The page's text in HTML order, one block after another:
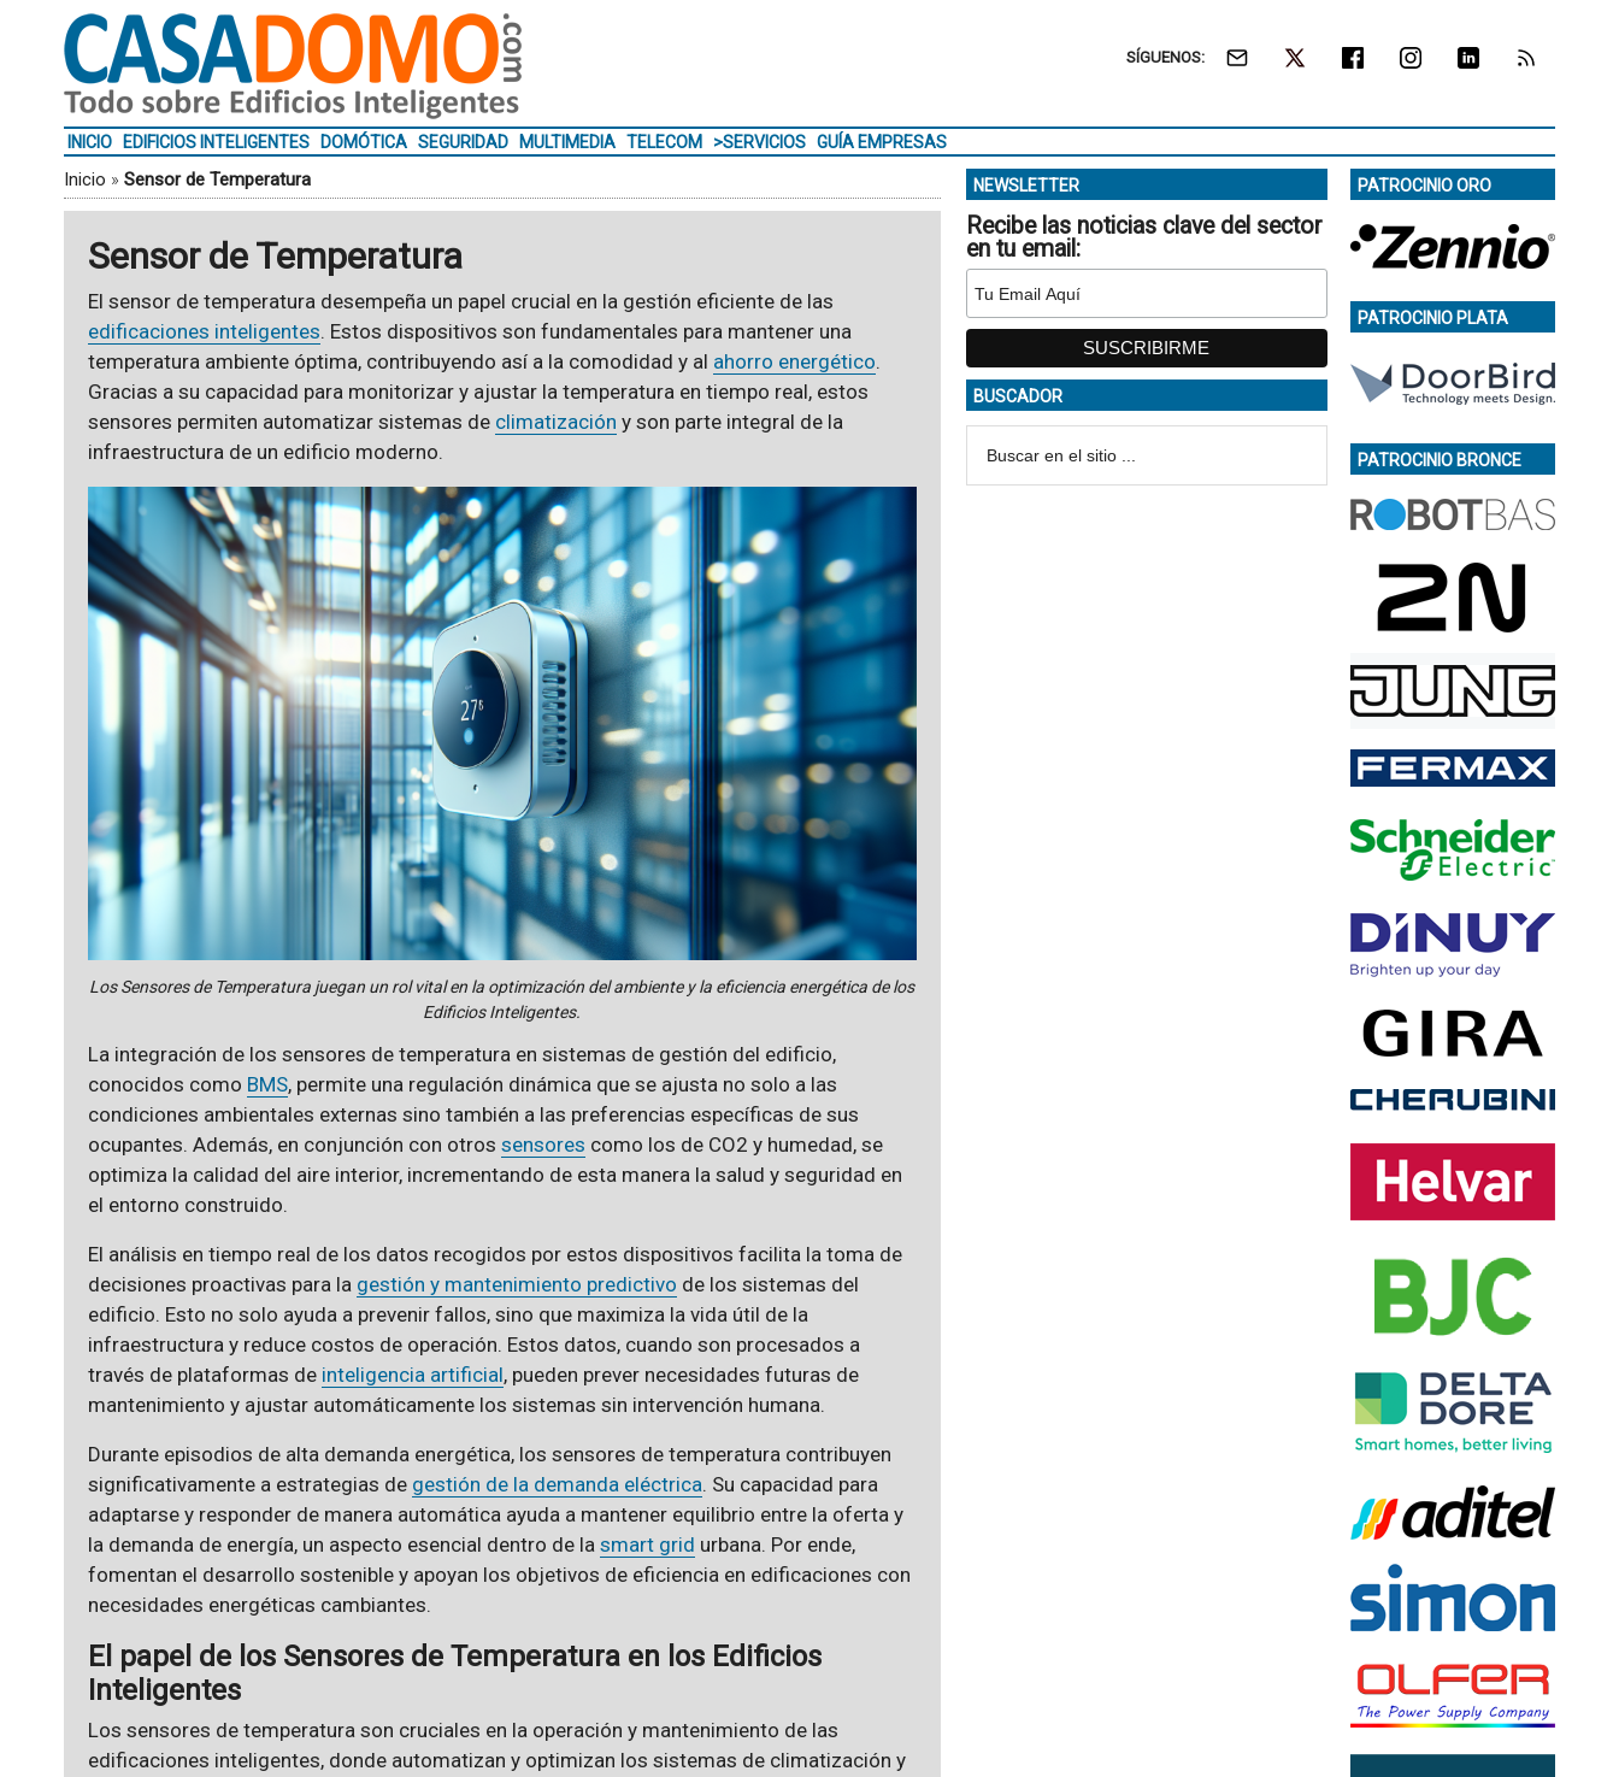
SÍGUENOS:
INICIO EDIFICIOS INTELIGENTES DOMÓTICA SEGURIDAD MULTIMEDIA TELECOM >SERVICIOS GUÍA EMPRESAS
Inicio » Sensor de Temperatura
Sensor de Temperatura
El sensor de temperatura desempeña un papel crucial en la gestión eficiente de las
edificaciones inteligentes. Estos dispositivos son fundamentales para mantener una
temperatura ambiente óptima, contribuyendo así a la comodidad y al ahorro energético.
Gracias a su capacidad para monitorizar y ajustar la temperatura en tiempo real, estos
sensores permiten automatizar sistemas de climatización y son parte integral de la
infraestructura de un edificio moderno.
Los Sensores de Temperatura juegan un rol vital en la optimización del ambiente y la eficiencia energética de los
Edificios Inteligentes.
La integración de los sensores de temperatura en sistemas de gestión del edificio,
conocidos como BMS, permite una regulación dinámica que se ajusta no solo a las
condiciones ambientales externas sino también a las preferencias específicas de sus
ocupantes. Además, en conjunción con otros sensores como los de CO2 y humedad, se
optimiza la calidad del aire interior, incrementando de esta manera la salud y seguridad en
el entorno construido.
El análisis en tiempo real de los datos recogidos por estos dispositivos facilita la toma de
decisiones proactivas para la gestión y mantenimiento predictivo de los sistemas del
edificio. Esto no solo ayuda a prevenir fallos, sino que maximiza la vida útil de la
infraestructura y reduce costos de operación. Estos datos, cuando son procesados a
través de plataformas de inteligencia artificial, pueden prever necesidades futuras de
mantenimiento y ajustar automáticamente los sistemas sin intervención humana.
Durante episodios de alta demanda energética, los sensores de temperatura contribuyen
significativamente a estrategias de gestión de la demanda eléctrica. Su capacidad para
adaptarse y responder de manera automática ayuda a mantener equilibrio entre la oferta y
la demanda de energía, un aspecto esencial dentro de la smart grid urbana. Por ende,
fomentan el desarrollo sostenible y apoyan los objetivos de eficiencia en edificaciones con
necesidades energéticas cambiantes.
El papel de los Sensores de Temperatura en los Edificios
Inteligentes
Los sensores de temperatura son cruciales en la operación y mantenimiento de las
edificaciones inteligentes, donde automatizan y optimizan los sistemas de climatización y
NEWSLETTER
Recibe las noticias clave del sector
en tu email:
BUSCADOR
PATROCINIO ORO
PATROCINIO PLATA
PATROCINIO BRONCE